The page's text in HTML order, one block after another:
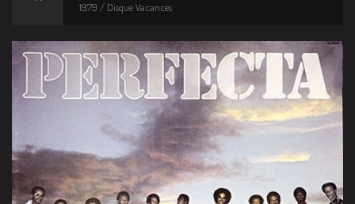
1979 / Disque Vacances